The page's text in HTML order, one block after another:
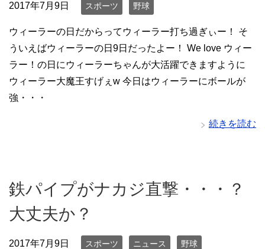
2017年7月9日 スポーツ 野球
ウィーラーの日だからってウィーラー打ち過ぎぃー！ そ
ういえばウィーラーの日9日だったよー！ We love ウィー
ラー！の日にウィーラーちゃんが大活躍できますように
ウィーラー大魔王すげぇw 今日はウィーラーにボールが
強・・・
続きを読む
鉄パイプがナカジ直撃・・・？
大丈夫か？
2017年7月9日 スポーツ ニュース 野球